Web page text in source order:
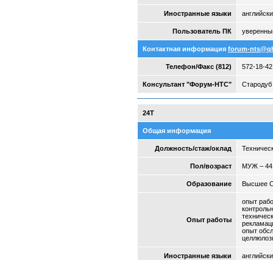
Иностранные языки
Пользователь ПК
Контактная информация forum-
Телефон/Факс (812) 572-18-
Консультант "Форум-НТС"
24Т
Общая информация
Должность/стаж/оклад
Пол/возраст МУЖ – 44
Образование Высшее
Опыт работы
опыт
опыт
Иностранные языки